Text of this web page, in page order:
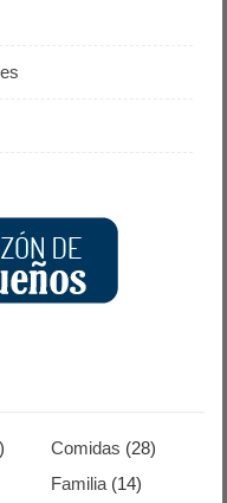
Comidas (28)
Familia(14)